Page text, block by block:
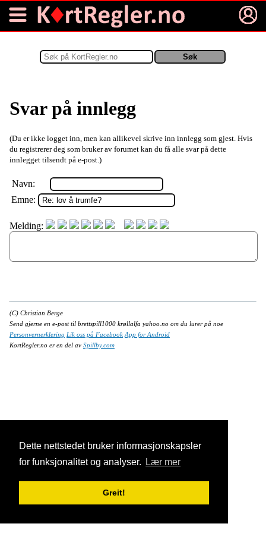
Dette nettstedet bruker informasjonskapsler
for funksjonalitet og analyser.
Lær mer
Greit!
Svar på innlegg
(Du er ikke logget inn, men kan allikevel skrive inn innlegg som gjest. Hvis
du registrerer deg som bruker av forumet kan du få alle svar på dette
innlegget tilsendt på e-post.)
Navn:
Emne:
Melding:
(C) Christian Berge
Send gjerne en e-post til brettspill1000 krøllalfa yahoo.no om du lurer på noe
Personvernerklering Lik oss på Facebook App for Android
KortRegler.no er en del av Spillby.com